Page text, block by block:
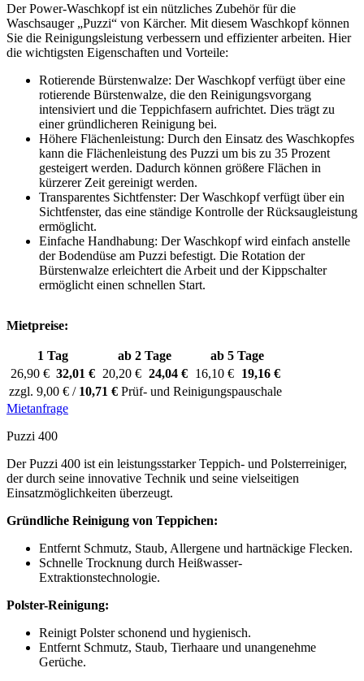
Der Power-Waschkopf ist ein nützliches Zubehör für die
Waschsauger „Puzzi“ von Kärcher. Mit diesem Waschkopf können
Sie die Reinigungsleistung verbessern und effizienter arbeiten. Hier
die wichtigsten Eigenschaften und Vorteile:
Rotierende Bürstenwalze: Der Waschkopf verfügt über eine
rotierende Bürstenwalze, die den Reinigungsvorgang
intensiviert und die Teppichfasern aufrichtet. Dies trägt zu
einer gründlicheren Reinigung bei.
Höhere Flächenleistung: Durch den Einsatz des Waschkopfes
kann die Flächenleistung des Puzzi um bis zu 35 Prozent
gesteigert werden. Dadurch können größere Flächen in
kürzerer Zeit gereinigt werden.
Transparentes Sichtfenster: Der Waschkopf verfügt über ein
Sichtfenster, das eine ständige Kontrolle der Rücksaugleistung
ermöglicht.
Einfache Handhabung: Der Waschkopf wird einfach anstelle
der Bodendüse am Puzzi befestigt. Die Rotation der
Bürstenwalze erleichtert die Arbeit und der Kippschalter
ermöglicht einen schnellen Start.
Mietpreise:
1 Tag ab 2 Tage
ab 5 Tage
26,90 € 32,01 € 20,20 € 24,04 € 16,10 €
19,16 €
zzgl. 9,00 € / 10,71 € Prüf- und Reinigungspauschale
Mietanfrage
Puzzi 400
Der Puzzi 400 ist ein leistungsstarker Teppich- und Polsterreiniger,
der durch seine innovative Technik und seine vielseitigen
Einsatzmöglichkeiten überzeugt.
Gründliche Reinigung von Teppichen:
Entfernt Schmutz, Staub, Allergene und hartnäckige Flecken.
Schnelle Trocknung durch Heißwasser-
Extraktionstechnologie.
Polster-Reinigung:
Reinigt Polster schonend und hygienisch.
Entfernt Schmutz, Staub, Tierhaare und unangenehme
Gerüche.